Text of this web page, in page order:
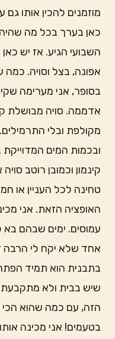
מוזמנים להכין אותו
כאן בערך בכל מה
השבועי הגיע. אז יש
אפונה, בצל וסויה.
בסופר, אני מערימה
אדממה. סויה מבושלת
מקולפת ובלי
ובכמות המים
קינמון וכמובן רוטב
טחינה לכל העניין או
האופציה הזאת. אני
עמוסים. ימים שבהם בא
אחד שלא יקח לי הרבה
בתבנית הוא תמיד
שיש בבית ולא מתקבעת
הזה, עם כמה שהוא
בטעמים! אני מכינה